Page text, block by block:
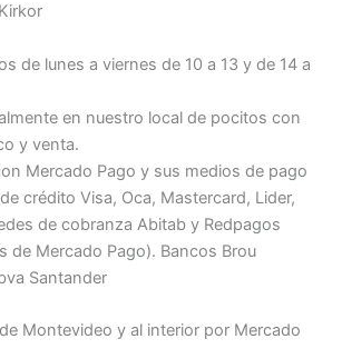
de lunes a viernes de 10 a 13 y de 14 a
en nuestro local de pocitos con
y venta.
Mercado Pago y sus medios de pago
crédito Visa, Oca, Mastercard, Lider,
de cobranza Abitab y Redpagos
de Mercado Pago). Bancos Brou
Santander
Montevideo y al interior por Mercado